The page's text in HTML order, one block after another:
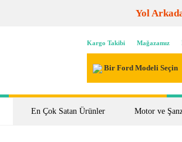
Yol
Kargo Takibi Mağazamız
Bir Ford Modeli Seçin
En Çok Satan Ürünler Motor ve